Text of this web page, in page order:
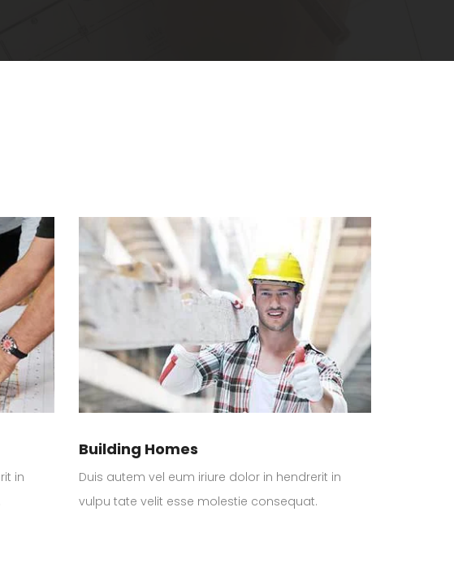
in
Building Homes
Duis autem vel eum iriure dolor in hendrerit in
vulpu tate velit esse molestie consequat.